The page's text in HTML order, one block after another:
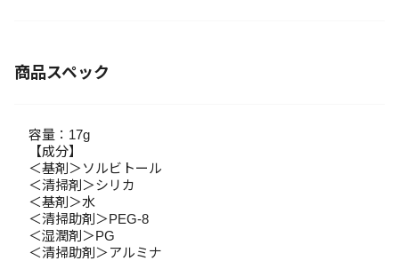
商品スペック
容量：17g
【成分】
＜基剤＞ソルビトール
＜清掃剤＞シリカ
＜基剤＞水
＜清掃助剤＞PEG-8
＜湿潤剤＞PG
＜清掃助剤＞アルミナ